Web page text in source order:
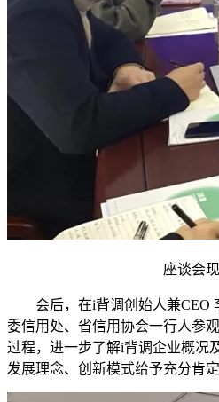
座谈会
会后，在i背调创始人兼CEO
委信用处、省信用协会一行人参
过程，进一步了解i背调企业概况
发展理念、创新模式给予充分肯定